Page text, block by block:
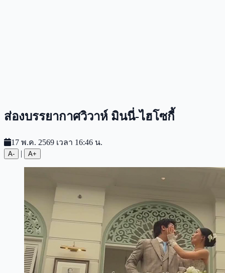
ส่องบรรยากาศวิวาห์ มินนี่-ไฮโซกี้
17 พ.ค. 2569 เวลา 16:46 น.
A- | A+